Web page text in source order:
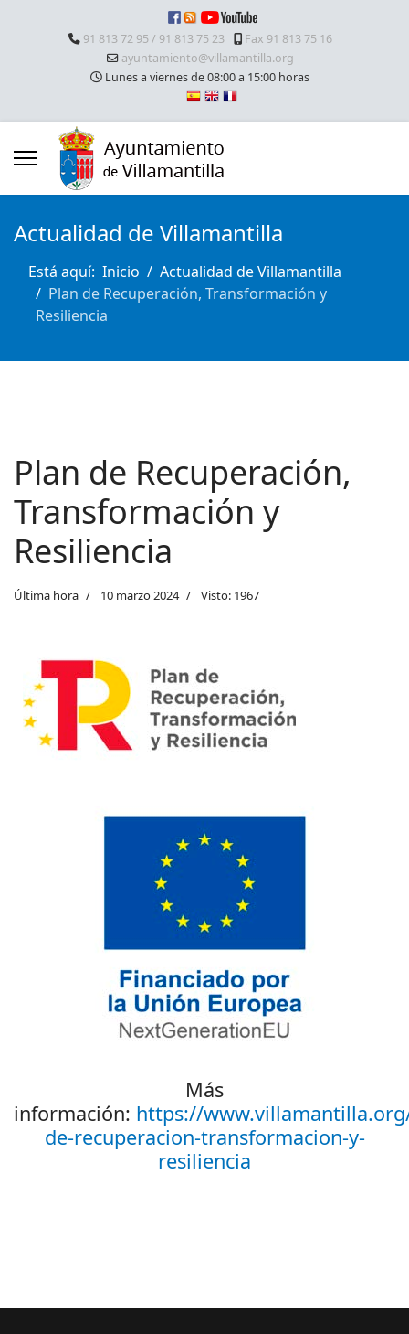
91 813 72 95 / 91 813 75 23
Fax 91 813 75 16
ayuntamiento@villamantilla.org
Lunes a viernes de 08:00 a 15:00 horas
Actualidad de Villamantilla
Está aquí: Inicio
Actualidad de Villamantilla
Plan de Recuperación, Transformación y
Resiliencia
Plan de Recuperación,
Transformación y
Resiliencia
Última hora 10 marzo 2024 Visto: 1967
Más
información: https://
de-recuperacion-transformacion-y-
resiliencia